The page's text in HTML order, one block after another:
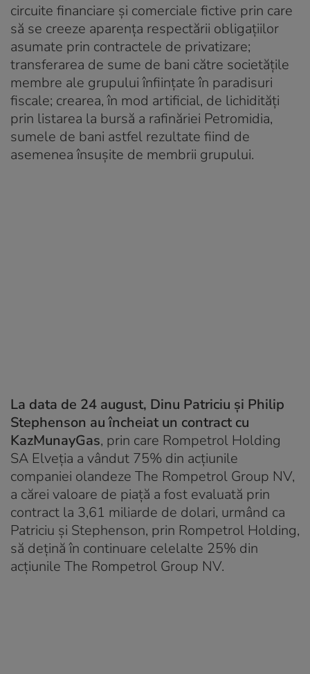
circuite financiare și comerciale fictive prin care
să se creeze aparența respectării obligațiilor
asumate prin contractele de privatizare;
transferarea de sume de bani către societățile
membre ale grupului înființate în paradisuri
fiscale; crearea, în mod artificial, de lichidități
prin listarea la bursă a rafinăriei Petromidia,
sumele de bani astfel rezultate fiind de
asemenea însușite de membrii grupului.
La data de 24 august, Dinu Patriciu și Philip
Stephenson au încheiat un contract cu
KazMunayGas, prin care Rompetrol Holding
SA Elveția a vândut 75% din acțiunile
companiei olandeze The Rompetrol Group NV,
a cărei valoare de piață a fost evaluată prin
contract la 3,61 miliarde de dolari, urmând ca
Patriciu și Stephenson, prin Rompetrol Holding,
să dețină în continuare celelalte 25% din
acțiunile The Rompetrol Group NV.